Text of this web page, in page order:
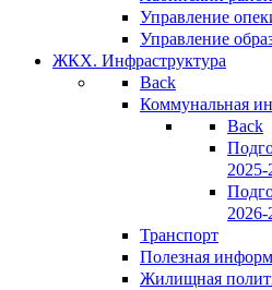
Управление
Управление
ЖКХ. Инфраструктура
Back
Коммунальная
Back
2025-
2026-
Транспорт
Полезная
Жилищная